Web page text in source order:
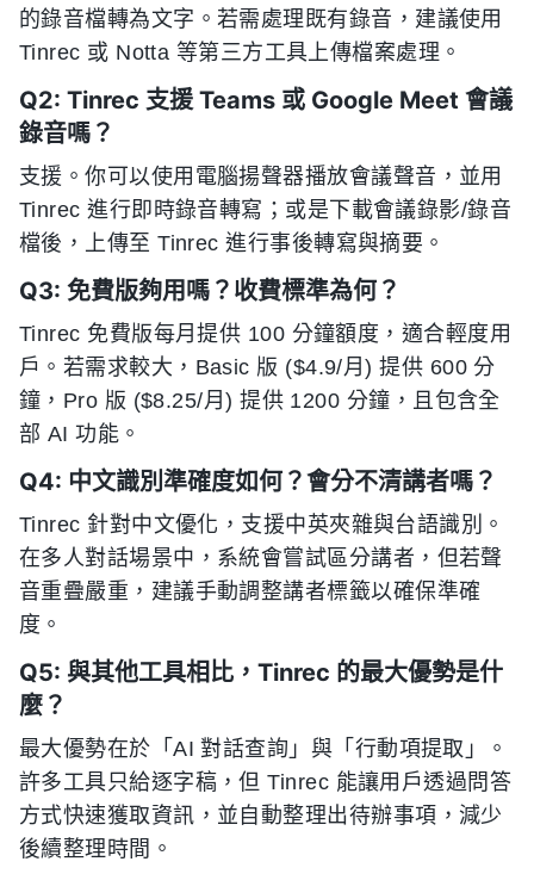
的錄音檔轉為文字。若需處理既有錄音，建議使用
Tinrec 或 Notta 等第三方工具上傳檔案處理。
Q2: Tinrec 支援 Teams 或 Google Meet 會議
錄音嗎？
支援。你可以使用電腦揚聲器播放會議聲音，並用
Tinrec 進行即時錄音轉寫；或是下載會議錄影/錄音
檔後，上傳至 Tinrec 進行事後轉寫與摘要。
Q3: 免費版夠用嗎？收費標準為何？
Tinrec 免費版每月提供 100 分鐘額度，適合輕度用
戶。若需求較大，Basic 版 ($4.9/月) 提供 600 分
鐘，Pro 版 ($8.25/月) 提供 1200 分鐘，且包含全
部 AI 功能。
Q4: 中文識別準確度如何？會分不清講者嗎？
Tinrec 針對中文優化，支援中英夾雜與台語識別。
在多人對話場景中，系統會嘗試區分講者，但若聲
音重疊嚴重，建議手動調整講者標籤以確保準確
度。
Q5: 與其他工具相比，Tinrec 的最大優勢是什
麼？
最大優勢在於「AI 對話查詢」與「行動項提取」。
許多工具只給逐字稿，但 Tinrec 能讓用戶透過問答
方式快速獲取資訊，並自動整理出待辦事項，減少
後續整理時間。